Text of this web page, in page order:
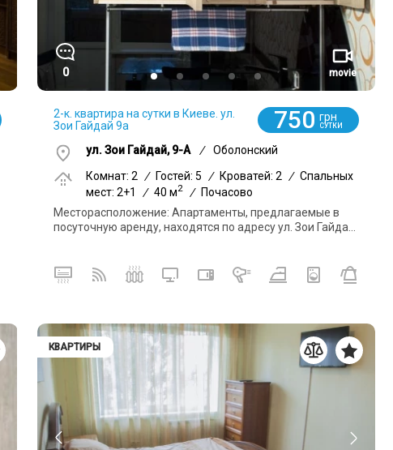
0 movie
2-к. квартира на сутки в Киеве. ул.
Зои Гайдай 9а
750 грн
СУТКИ
ул. Зои Гайдай, 9-А /
Оболонский
Комнат: 2
/ Гостей: 5 / Кроватей: 2 / Спальных
мест: 2+1
/ 40 м2 /
Почасово
Месторасположение: Апартаменты, предлагаемые в
посуточную аренду, находятся по адресу ул. Зои Гайда...
КВАРТИРЫ